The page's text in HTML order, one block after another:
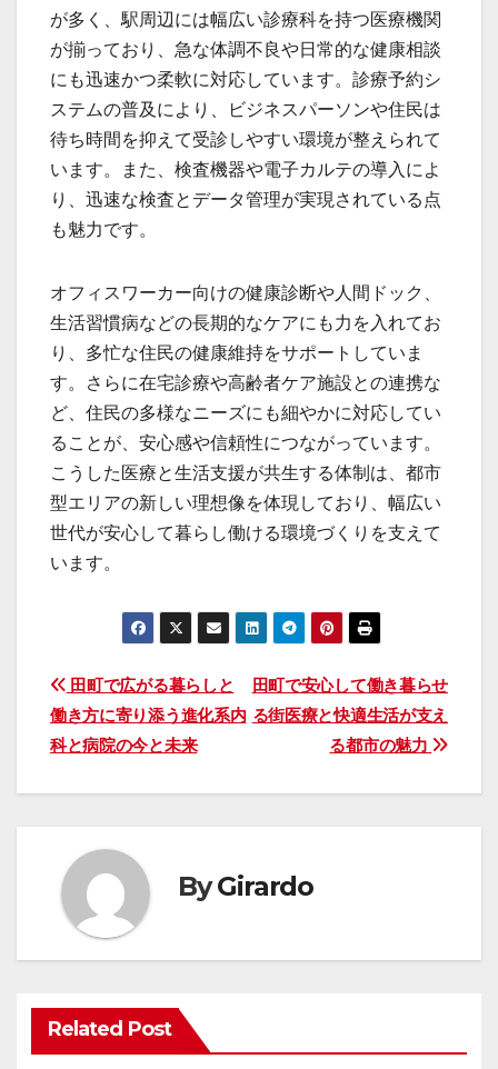
が多く、駅周辺には幅広い診療科を持つ医療機関
が揃っており、急な体調不良や日常的な健康相談
にも迅速かつ柔軟に対応しています。診療予約シ
ステムの普及により、ビジネスパーソンや住民は
待ち時間を抑えて受診しやすい環境が整えられて
います。また、検査機器や電子カルテの導入によ
り、迅速な検査とデータ管理が実現されている点
も魅力です。
オフィスワーカー向けの健康診断や人間ドック、
生活習慣病などの長期的なケアにも力を入れてお
り、多忙な住民の健康維持をサポートしていま
す。さらに在宅診療や高齢者ケア施設との連携な
ど、住民の多様なニーズにも細やかに対応してい
ることが、安心感や信頼性につながっています。
こうした医療と生活支援が共生する体制は、都市
型エリアの新しい理想像を体現しており、幅広い
世代が安心して暮らし働ける環境づくりを支えて
います。
投
稿
ナ
ゲ
ー
シ
ョ
ン
田町で安心して働き暮らせ
る街医療と快適生活が支え
る都市の魅力
田町で広がる暮らしと
働き方に寄り添う進化系内
科と病院の今と未来
ByGirardo
Related Post